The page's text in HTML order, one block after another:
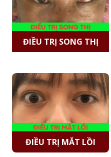
ĐIỀU TRỊ SONG THỊ
ĐIỀU TRỊ MẮT LỒI